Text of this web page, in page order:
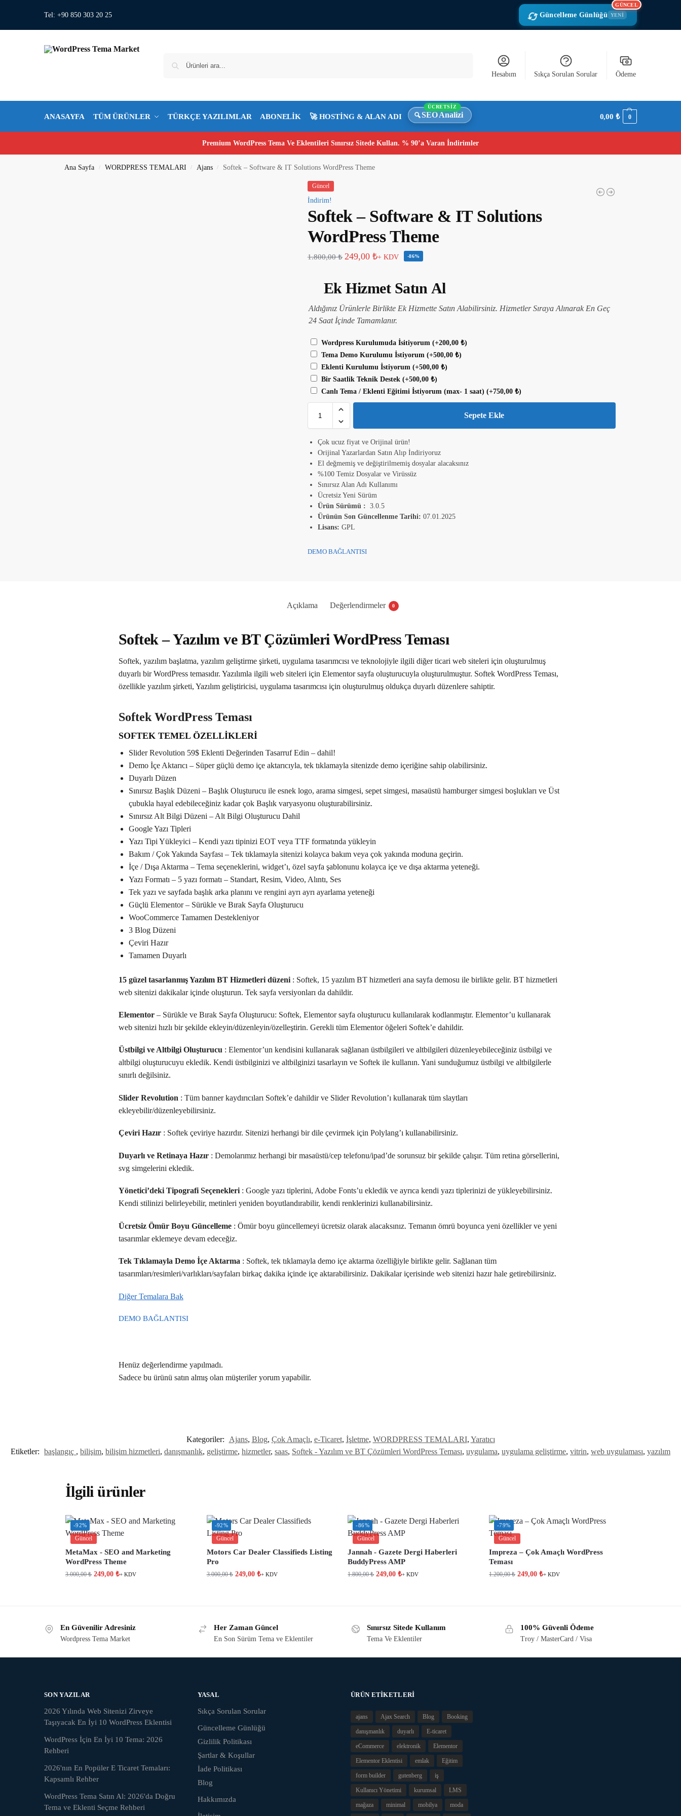
Tel: +90 850 303 20 25 Güncelleme Günlüğü YENİ
GÜNCEL
Hesabım Sıkça Sorulan Sorular Ödeme
ANASAYFA TÜM ÜRÜNLER TÜRKÇE YAZILIMLAR ABONELİK 🚀 HOSTİNG & ALAN ADI SEO Analizi
ÜCRETSİZ
0,00₺ 0
Premium WordPress Tema Ve Eklentileri Sınırsız Sitede Kullan. % 90’a Varan İndirimler
Ana Sayfa / WORDPRESS TEMALARI / Ajans / Softek – Software & IT Solutions WordPress Theme
Güncel
İndirim!
Softek – Software & IT Solutions
WordPress Theme
1.800,00₺ 249,00 ₺+ KDV -86%
Ek Hizmet Satın Al
Aldığınız Ürünlerle Birlikte Ek Hizmette Satın Alabilirsiniz. Hizmetler Sıraya Alınarak En Geç
24 Saat İçinde Tamamlanır.
Wordpress Kurulumuda İsitiyorum (+200,00 ₺)
Tema Demo Kurulumu İstiyorum (+500,00 ₺)
Eklenti Kurulumu İstiyorum (+500,00 ₺)
Bir Saatlik Teknik Destek (+500,00 ₺)
Canlı Tema / Eklenti Eğitimi İstiyorum (max- 1 saat) (+750,00 ₺)
Sepete Ekle
Çok ucuz fiyat ve Orijinal ürün!
Orijinal Yazarlardan Satın Alıp İndiriyoruz
El değmemiş ve değiştirilmemiş dosyalar alacaksınız
%100 Temiz Dosyalar ve Virüssüz
Sınırsız Alan Adı Kullanımı
Ücretsiz Yeni Sürüm
Ürün Sürümü : 3.0.5
Ürünün Son Güncellenme Tarihi: 07.01.2025
Lisans: GPL
DEMO BAĞLANTISI
Açıklama Değerlendirmeler 0
Softek – Yazılım ve BT Çözümleri WordPress Teması
Softek, yazılım başlatma, yazılım geliştirme şirketi, uygulama tasarımcısı ve teknolojiyle ilgili diğer ticari web siteleri için oluşturulmuş
duyarlı bir WordPress temasıdır. Yazılımla ilgili web siteleri için Elementor sayfa oluşturucuyla oluşturulmuştur. Softek WordPress Teması,
özellikle yazılım şirketi, Yazılım geliştiricisi, uygulama tasarımcısı için oluşturulmuş oldukça duyarlı düzenlere sahiptir.
Softek WordPress Teması
SOFTEK TEMEL ÖZELLİKLERİ
Slider Revolution 59$ Eklenti Değerinden Tasarruf Edin – dahil!
Demo İçe Aktarıcı – Süper güçlü demo içe aktarıcıyla, tek tıklamayla sitenizde demo içeriğine sahip olabilirsiniz.
Duyarlı Düzen
Sınırsız Başlık Düzeni – Başlık Oluşturucu ile esnek logo, arama simgesi, sepet simgesi, masaüstü hamburger simgesi boşlukları ve Üst
çubukla hayal edebileceğiniz kadar çok Başlık varyasyonu oluşturabilirsiniz.
Sınırsız Alt Bilgi Düzeni – Alt Bilgi Oluşturucu Dahil
Google Yazı Tipleri
Yazı Tipi Yükleyici – Kendi yazı tipinizi EOT veya TTF formatında yükleyin
Bakım / Çok Yakında Sayfası – Tek tıklamayla sitenizi kolayca bakım veya çok yakında moduna geçirin.
İçe / Dışa Aktarma – Tema seçeneklerini, widget’ı, özel sayfa şablonunu kolayca içe ve dışa aktarma yeteneği.
Yazı Formatı – 5 yazı formatı – Standart, Resim, Video, Alıntı, Ses
Tek yazı ve sayfada başlık arka planını ve rengini ayrı ayrı ayarlama yeteneği
Güçlü Elementor – Sürükle ve Bırak Sayfa Oluşturucu
WooCommerce Tamamen Destekleniyor
3 Blog Düzeni
Çeviri Hazır
Tamamen Duyarlı
15 güzel tasarlanmış Yazılım BT Hizmetleri düzeni: Softek, 15 yazılım BT hizmetleri ana sayfa demosu ile birlikte gelir. BT hizmetleri
web sitenizi dakikalar içinde oluşturun. Tek sayfa versiyonları da dahildir.
Elementor– Sürükle ve Bırak Sayfa Oluşturucu: Softek, Elementor sayfa oluşturucu kullanılarak kodlanmıştır. Elementor’u kullanarak
web sitenizi hızlı bir şekilde ekleyin/düzenleyin/özelleştirin. Gerekli tüm Elementor öğeleri Softek’e dahildir.
Üstbilgi ve Altbilgi Oluşturucu: Elementor’un kendisini kullanarak sağlanan üstbilgileri ve altbilgileri düzenleyebileceğiniz üstbilgi ve
altbilgi oluşturucuyu ekledik. Kendi üstbilginizi ve altbilginizi tasarlayın ve Softek ile kullanın. Yani sunduğumuz üstbilgi ve altbilgilerle
sınırlı değilsiniz.
Slider Revolution : Tüm banner kaydırıcıları Softek’e dahildir ve Slider Revolution’ı kullanarak tüm slaytları
ekleyebilir/düzenleyebilirsiniz.
Çeviri Hazır: Softek çeviriye hazırdır. Sitenizi herhangi bir dile çevirmek için Polylang’ı kullanabilirsiniz.
Duyarlı ve Retinaya Hazır: Demolarımız herhangi bir masaüstü/cep telefonu/ipad’de sorunsuz bir şekilde çalışır. Tüm retina görsellerini,
svg simgelerini ekledik.
Yönetici’deki Tipografi Seçenekleri: Google yazı tiplerini, Adobe Fonts’u ekledik ve ayrıca kendi yazı tiplerinizi de yükleyebilirsiniz.
Kendi stilinizi belirleyebilir, metinleri yeniden boyutlandırabilir, kendi renklerinizi kullanabilirsiniz.
Ücretsiz Ömür Boyu Güncelleme: Ömür boyu güncellemeyi ücretsiz olarak alacaksınız. Temanın ömrü boyunca yeni özellikler ve yeni
tasarımlar eklemeye devam edeceğiz.
Tek Tıklamayla Demo İçe Aktarma : Softek, tek tıklamayla demo içe aktarma özelliğiyle birlikte gelir. Sağlanan tüm
tasarımları/resimleri/varlıkları/sayfaları birkaç dakika içinde içe aktarabilirsiniz. Dakikalar içerisinde web sitenizi hazır hale getirebilirsiniz.
Diğer Temalara Bak
DEMO BAĞLANTISI
Henüz değerlendirme yapılmadı.
Sadece bu ürünü satın almış olan müşteriler yorum yapabilir.
Kategoriler: Ajans, Blog, Çok Amaçlı, e-Ticaret, İşletme, WORDPRESS TEMALARI, Yaratıcı
Etiketler: başlangıç ​​ , bilişim, bilişim hizmetleri, danışmanlık, geliştirme, hizmetler, saas, Softek - Yazılım ve BT Çözümleri WordPress Teması, uygulama, uygulama geliştirme, vitrin, web uygulaması, yazılım
İlgili ürünler
-92%
Güncel
MetaMax - SEO and Marketing
WordPress Theme
3.000,00₺ 249,00 ₺+ KDV
-92%
Güncel
Motors Car Dealer Classifieds Listing
Pro
3.000,00₺ 249,00 ₺+ KDV
-86%
Güncel
Jannah - Gazete Dergi Haberleri
BuddyPress AMP
1.800,00₺ 249,00₺+ KDV
-79%
Güncel
Impreza – Çok Amaçlı WordPress
Teması
1.200,00₺ 249,00₺+ KDV
En Güvenilir Adresiniz
Wordpress Tema Market
Her Zaman Güncel
En Son Sürüm Tema ve Eklentiler
Sınırsız Sitede Kullanım
Tema Ve Eklentiler
100% Güvenli Ödeme
Troy / MasterCard / Visa
SON YAZILAR
2026 Yılında Web Sitenizi Zirveye
Taşıyacak En İyi 10 WordPress Eklentisi
WordPress İçin En İyi 10 Tema: 2026
Rehberi
2026'nın En Popüler E Ticaret Temaları:
Kapsamlı Rehber
WordPress Tema Satın Al: 2026'da Doğru
Tema ve Eklenti Seçme Rehberi
YASAL
Sıkça Sorulan Sorular
Güncelleme Günlüğü
Gizlilik Politikası
Şartlar & Koşullar
İade Politikası
Blog
Hakkımızda
ÜRÜN ETIKETLERI
ajans Ajax Search Blog Booking
danışmanlık duyarlı E-ticaret
eCommerce elektronik Elementor
Elementor Eklentisi emlak Eğitim
form builder gutenberg iş
Kullanıcı Yönetimi kurumsal LMS
mağaza minimal mobilya moda